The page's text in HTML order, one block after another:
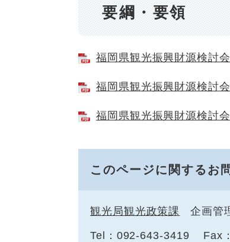
要綱・要領
福岡県観光振興財源検討
福岡県観光振興財源検討
福岡県観光振興財源検討
このページに関するお
観光局観光政策課 企画管
Tel：092-643-3419
Fax